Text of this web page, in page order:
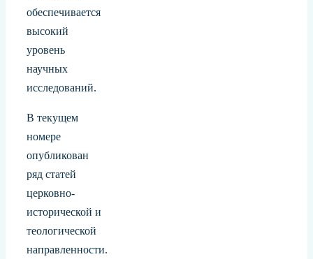
обеспечивается
высокий
уровень
научных
исследований.
В текущем
номере
опубликован
ряд статей
церковно-
исторической и
теологической
направленности.